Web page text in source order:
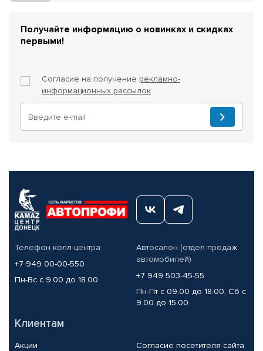
Получайте информацию о новинках и скидках
первыми!
Согласие на получение рекламно-
информационных рассылок
Телефон колл-центра
+7 949 00-00-550
Пн-Вс с 9.00 до 18.00
Автосалон (отдел продаж
автомобилей)
+7 949 503-45-55
Пн-Пт с 09.00 до 18.00, Сб с
9.00 до 15.00
Клиентам
Акции
Согласие посетителя сайта